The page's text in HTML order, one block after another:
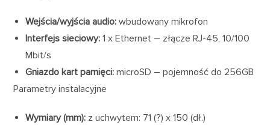
Wejścia/wyjścia audio: wbudowany mikrofon
Interfejs sieciowy: 1 x Ethernet – złącze RJ-45, 10/100
Mbit/s
Gniazdo kart pamięci: microSD – pojemność do 256GB
Parametry instalacyjne
Wymiary (mm): z uchwytem: 71 (?) x 150 (dł.)